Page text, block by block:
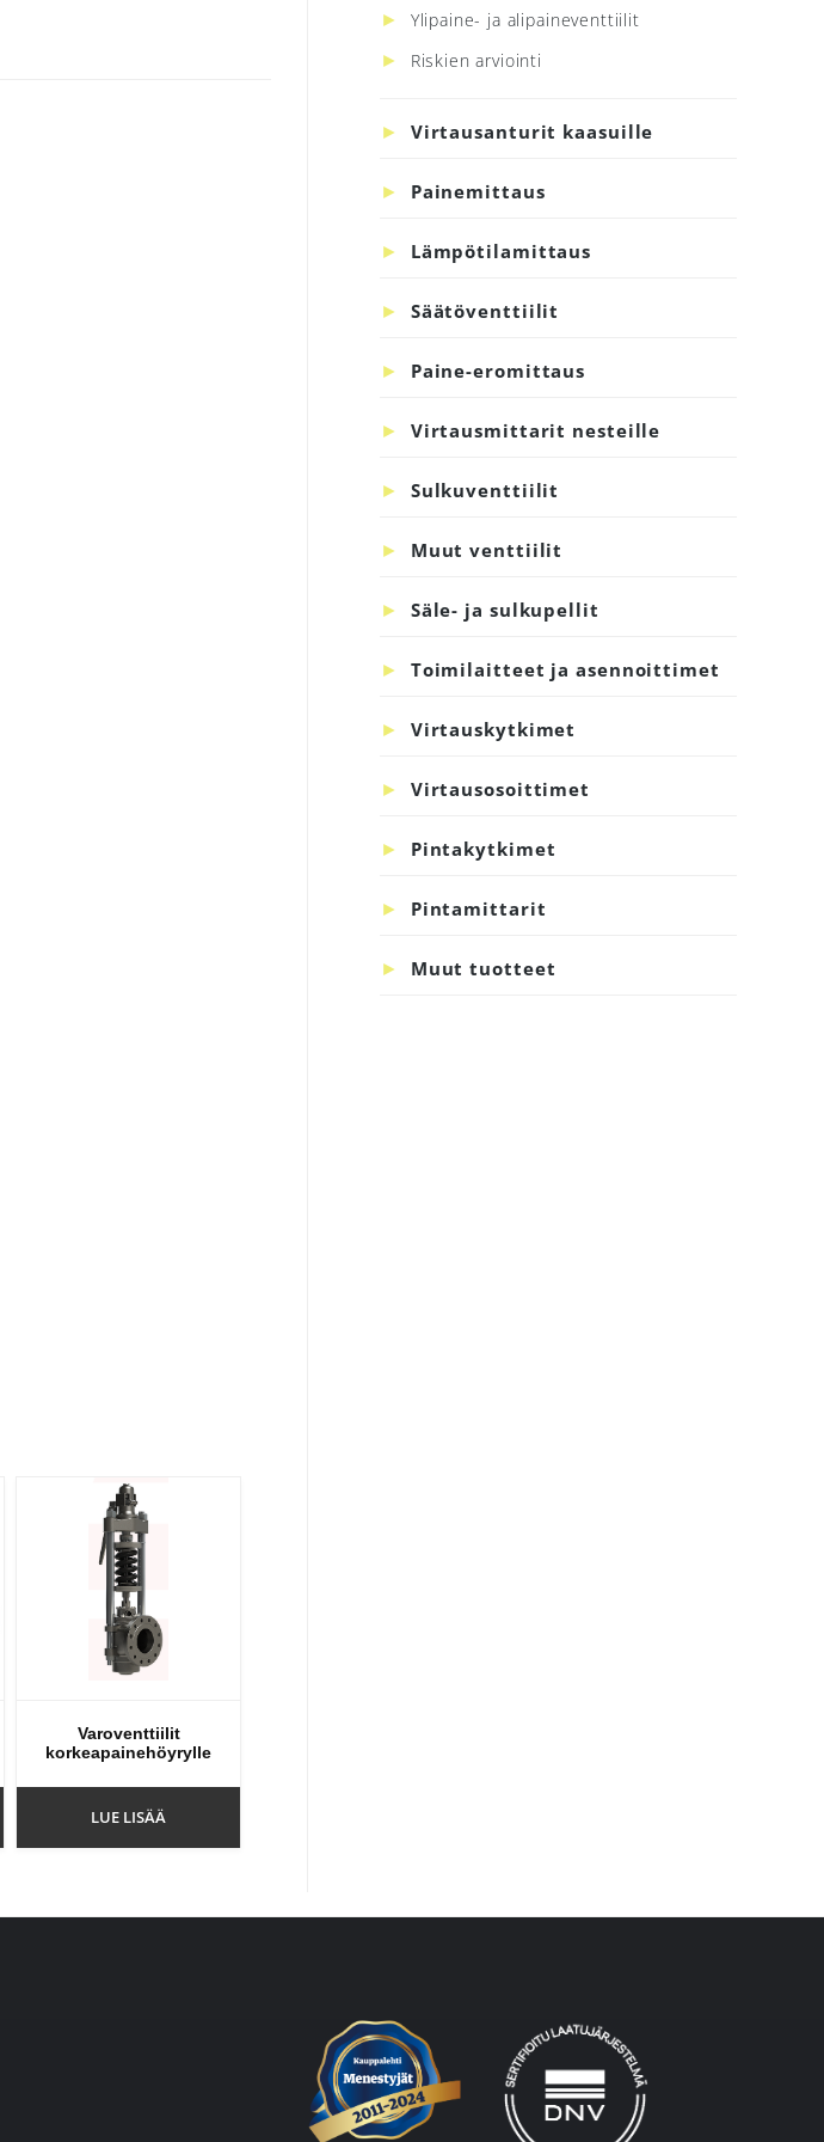
Varoventtiilit
korkeapainehöyrylle
LUE LISÄÄ
Ylipaine- ja alipaineventtiilit
Riskien arviointi
Virtausanturit kaasuille
Painemittaus
Lämpötilamittaus
Säätöventtiilit
Paine-eromittaus
Virtausmittarit nesteille
Sulkuventtiilit
Muut venttiilit
Säle- ja sulkupellit
Toimilaitteet ja asennoittimet
Virtauskytkimet
Virtausosoittimet
Pintakytkimet
Pintamittarit
Muut tuotteet